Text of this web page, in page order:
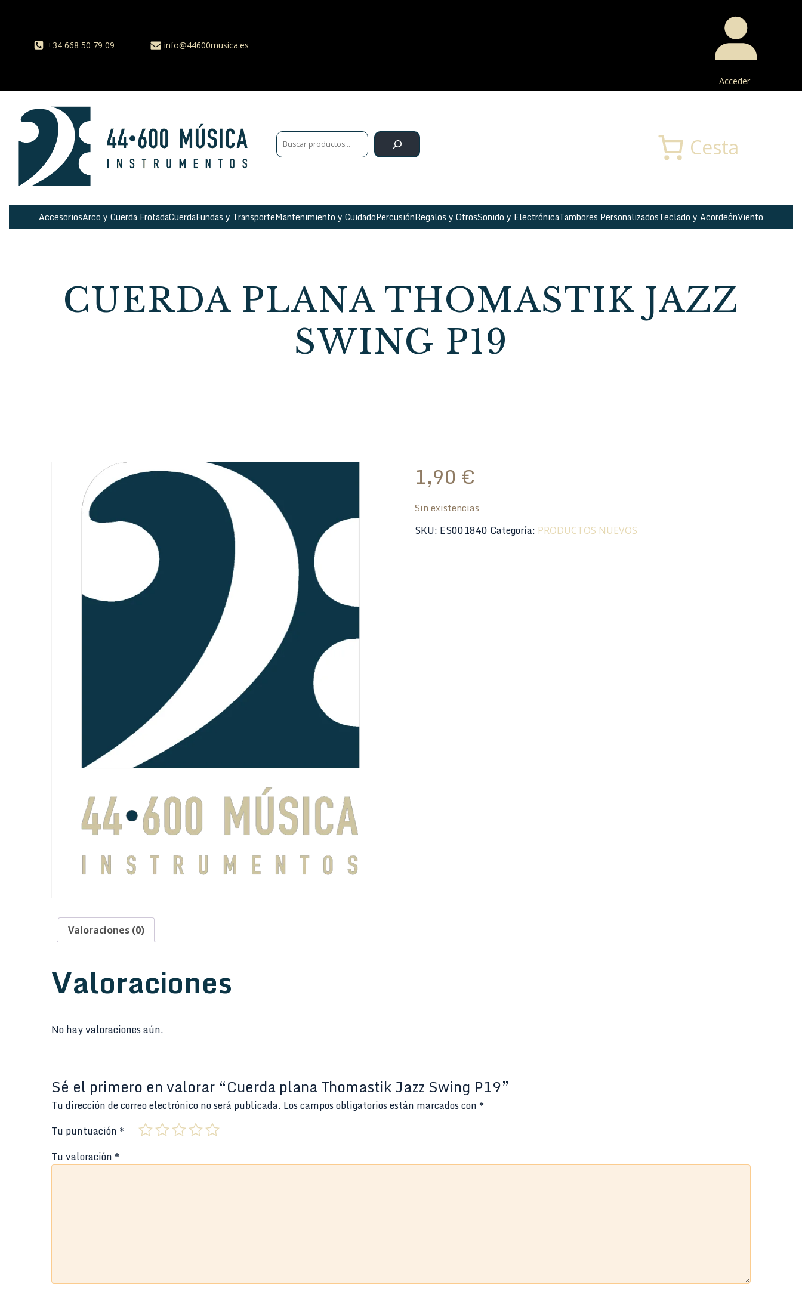
+34 668 50 79 09 info@44600musica.es
Acceder
Cesta
AccesoriosArco y Cuerda FrotadaCuerdaFundas y TransporteMantenimiento y CuidadoPercusiónRegalos y OtrosSonido y ElectrónicaTambores PersonalizadosTeclado y AcordeónViento
CUERDA PLANA THOMASTIK JAZZ
SWING P19
1,90 €
Sin existencias
SKU: ES001840 Categoría: PRODUCTOS NUEVOS
Valoraciones (0)
Valoraciones
No hay valoraciones aún.
Sé el primero en valorar “Cuerda plana Thomastik Jazz Swing P19”
Tu dirección de correo electrónico no será publicada. Los campos obligatorios están marcados con *
Tu puntuación *
Tu valoración *